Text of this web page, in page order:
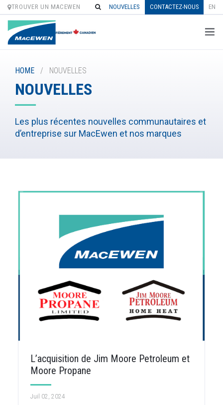
content
TROUVER UN MACEWEN NOUVELLES CONTACTEZ-NOUS EN
HOME / NOUVELLES
NOUVELLES
Les plus récentes nouvelles communautaires et
d’entreprise sur MacEwen et nos marques
L’acquisition de Jim Moore Petroleum et
Moore Propane
Juil 02, 2024